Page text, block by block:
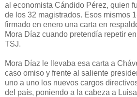
al economista Cándido Pérez, quien
de los 32 magistrados. Esos mismos
firmado en enero una carta en
Mora Díaz cuando pretendía repetir
TSJ.
Mora Díaz le llevaba esa carta a
caso omiso y frente al saliente
uno a uno los nuevos cargos
del país, poniendo a la cabeza a